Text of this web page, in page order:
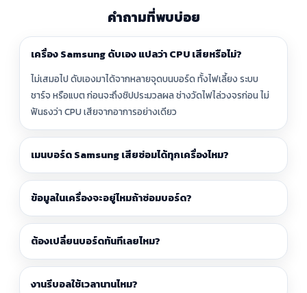
คำถามที่พบบ่อย
เครื่อง Samsung ดับเอง แปลว่า CPU เสียหรือไม่?
ไม่เสมอไป ดับเองมาได้จากหลายจุดบนบอร์ด ทั้งไฟเลี้ยง ระบบ
ชาร์จ หรือแบต ก่อนจะถึงชิปประมวลผล ช่างวัดไฟไล่วงจรก่อน ไม่
ฟันธงว่า CPU เสียจากอาการอย่างเดียว
เมนบอร์ด Samsung เสียซ่อมได้ทุกเครื่องไหม?
ข้อมูลในเครื่องจะอยู่ไหมถ้าซ่อมบอร์ด?
ต้องเปลี่ยนบอร์ดทันทีเลยไหม?
งานรีบอลใช้เวลานานไหม?